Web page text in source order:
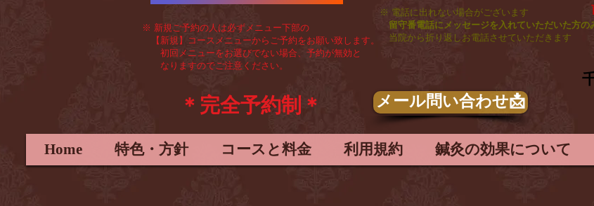
※ 電話に出れない場合がございます
留守番電話にメッセージを入れていただいた方の
当院から折り返しお電話させていただきます
※ 新規ご予約の人は必ずメニュー下部の
【新規】コースメニューからご予約をお願い致します。
初回メニューをお選びでない場合、予約が無効と
なりますのでご注意ください。
メール問い合わせ📩
＊完全予約制＊
Home 特色・方針 コースと料金 利用規約 鍼灸の効果について